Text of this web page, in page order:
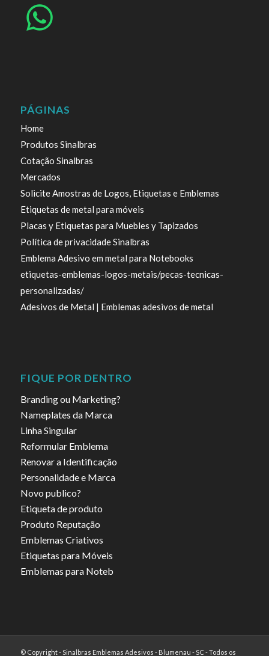
PÁGINAS
Home
Produtos Sinalbras
Cotação Sinalbras
Mercados
Solicite Amostras de Logos, Etiquetas e Emblemas
Etiquetas de metal para móveis
Placas y Etiquetas para Muebles y Tapizados
Política de privacidade Sinalbras
Emblema Adesivo em metal para Notebooks
etiquetas-emblemas-logos-metais/pecas-tecnicas-
personalizadas/
Adesivos de Metal | Emblemas adesivos de metal
FIQUE POR DENTRO
Branding ou Marketing?
Nameplates da Marca
Linha Singular
Reformular Emblema
Renovar a Identificação
Personalidade e Marca
Novo publico?
Etiqueta de produto
Produto Reputação
Emblemas Criativos
Etiquetas para Móveis
Emblemas para Noteb
© Copyright - Sinalbras Emblemas Adesivos - Blumenau - SC - Todos os